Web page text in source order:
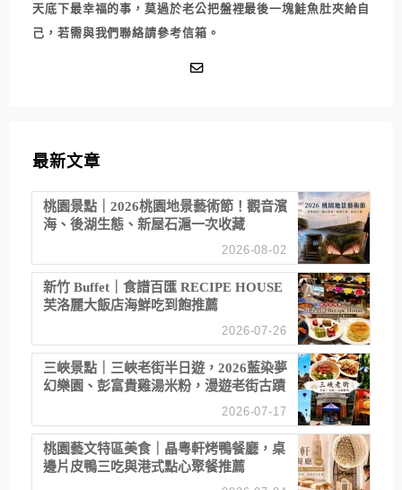
天底下最幸福的事，莫過於老公把盤裡最後一塊鮭魚肚夾給自
己，若需與我們聯絡請參考信箱。
最新文章
桃園景點｜2026桃園地景藝術節！觀音濱
海、後湖生態、新屋石滬一次收藏
2026-08-02
新竹 Buffet｜食譜百匯 RECIPE HOUSE
芙洛麗大飯店海鮮吃到飽推薦
2026-07-26
三峽景點｜三峽老街半日遊，2026藍染夢
幻樂園、彭富貴雞湯米粉，漫遊老街古蹟
2026-07-17
桃園藝文特區美食｜晶粵軒烤鴨餐廳，桌
邊片皮鴨三吃與港式點心聚餐推薦